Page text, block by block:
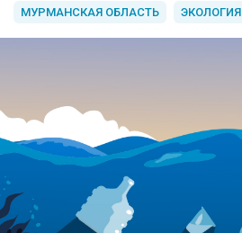
МУРМАНСКАЯ ОБЛАСТЬ ЭКОЛОГИЯ